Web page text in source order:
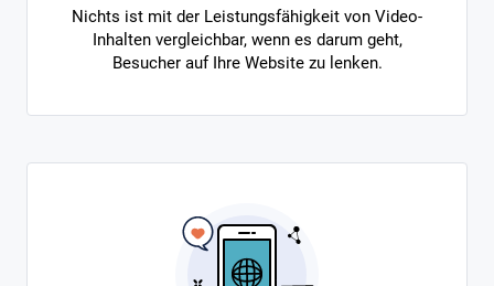
Nichts ist mit der Leistungsfähigkeit von Video-
Inhalten vergleichbar, wenn es darum geht,
Besucher auf Ihre Website zu lenken.